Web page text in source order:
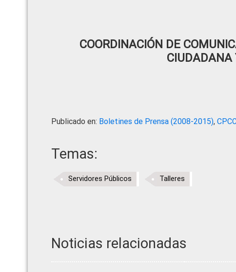
COORDINACIÓN DE
CIUDADANA
Publicado en: Boletines de Prensa (2008-2015),
Temas:
Servidores Públicos Talleres
Noticias relacionadas